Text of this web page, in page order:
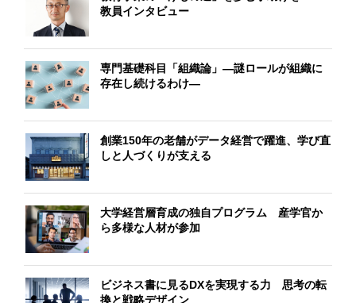
教員インタビュー
専門基礎科目「組織論」―謎ロールが組織に
存在し続けるわけ―
創業150年の老舗がデータ経営で躍進、学び直
しと人づくりが支える
大学経営層育成の独自プログラム 産学官か
ら多様な人材が参加
ビジネス書に見るDXを実現する力 思考の転
換と戦略デザイン